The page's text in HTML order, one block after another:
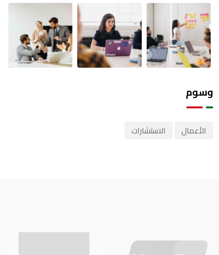
وسوم
الأعمال الاستشارات